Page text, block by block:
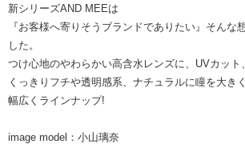
新シリーズAND MEEは
『お客様へ寄りそうブランドでありたい』そんな
した。
つけ心地のやわらかい高含水レンズに、UVカッ
くっきりフチや透明感系、ナチュラルに瞳を大き
幅広くラインナップ!
image model：小山璃奈